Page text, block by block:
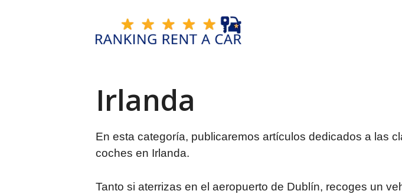
Irlanda
En esta categoría, publicaremos artículos dedicados a las
coches en Irlanda.
Tanto si aterrizas en el aeropuerto de Dublín, recoges un